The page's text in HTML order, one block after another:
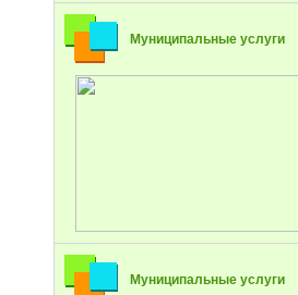
Муниципальные услуги
Муниципальные услуги